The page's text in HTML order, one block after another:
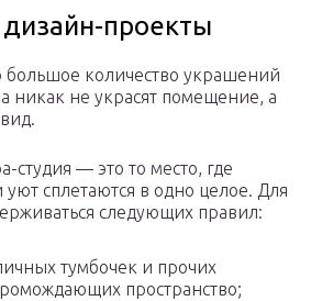
проекты
большое количество украшений
никак не украсят помещение, а
студия — это то место, где
сплетаются в одно целое. Для
следующих правил:
тумбочек и прочих
пространство;